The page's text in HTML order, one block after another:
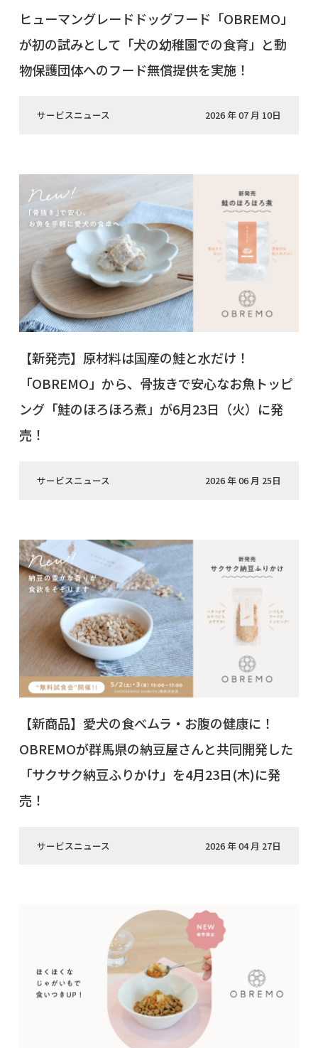
ヒューマングレードドッグフード「OBREMO」
が初の試みとして「犬の幼稚園での食育」と動
物保護団体へのフード無償提供を実施！
サービスニュース 2026 年 07 月 10日
【新発売】原材料は国産の鮭と水だけ！
「OBREMO」から、骨抜きで安心なお魚トッピ
ング「鮭のほろほろ煮」が6月23日（火）に発
売！
サービスニュース 2026 年 06 月 25日
【新商品】愛犬の食べムラ・お腹の健康に！
OBREMOが群馬県の納豆屋さんと共同開発した
「サクサク納豆ふりかけ」を4月23日(木)に発
売！
サービスニュース 2026 年 04 月 27日